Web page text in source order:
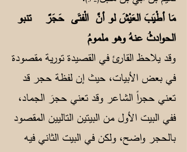
مَا أطْيَبَ العَيْشَ لو أنَّ الْفتَى حَجَرٌتنبو
الحوادثُ عنهُ وهو ملمومُ
وقد يلاحظ القارئ في القصيدة تورية مقصودة
في بعض الأبيات، حيث إن لفظة حجر قد
تعني حجراً الشاعر وقد تعني حجرَ الجماد،
ففي البيت الأول من البيتين التاليين المقصود
بالحجر واضح، ولكن في البيت الثاني فيه